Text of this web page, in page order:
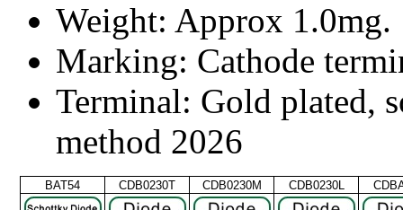
Weight: Approx 1.0mg.
Marking: Cathode
Terminal: Gold plated,
method 2026
BAT54 CDB0230T CDB0230M CDB0230L